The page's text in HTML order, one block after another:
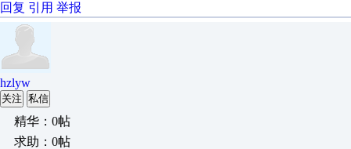
回复 引用 举报
hzlyw
关注 私信
精华：0帖
求助：0帖